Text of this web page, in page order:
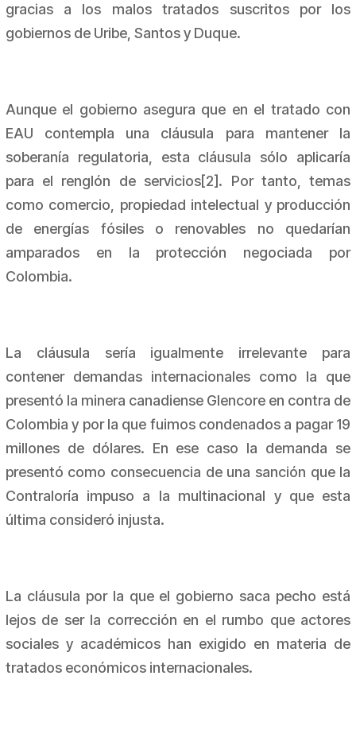
gracias a los malos tratados suscritos por los
gobiernos de Uribe, Santos y Duque.
Aunque el gobierno asegura que en el tratado con
EAU contempla una cláusula para mantener la
soberanía regulatoria, esta cláusula sólo aplicaría
para el renglón de servicios[2]. Por tanto, temas
como comercio, propiedad intelectual y producción
de energías fósiles o renovables no quedarían
amparados en la protección negociada por
Colombia.
La cláusula sería igualmente irrelevante para
contener demandas internacionales como la que
presentó la minera canadiense Glencore en contra de
Colombia y por la que fuimos condenados a pagar 19
millones de dólares. En ese caso la demanda se
presentó como consecuencia de una sanción que la
Contraloría impuso a la multinacional y que esta
última consideró injusta.
La cláusula por la que el gobierno saca pecho está
lejos de ser la corrección en el rumbo que actores
sociales y académicos han exigido en materia de
tratados económicos internacionales.